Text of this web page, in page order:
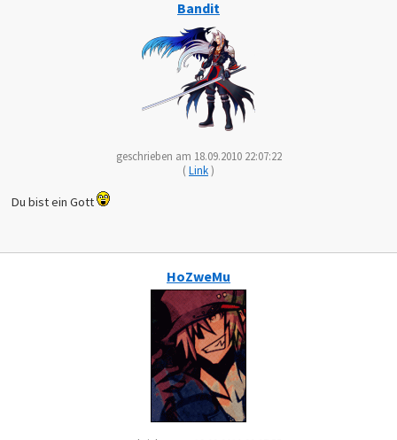
Bandit
geschrieben am 18.09.2010 22:07:22
(Link)
Du bist ein Gott
HoZweMu